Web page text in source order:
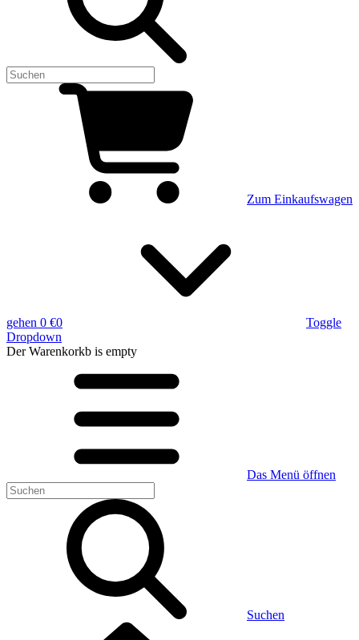
Zum Einkaufswagen
gehen 0 €0
Toggle
Dropdown
Der Warenkorkb is empty
Das Menü öffnen
Suchen